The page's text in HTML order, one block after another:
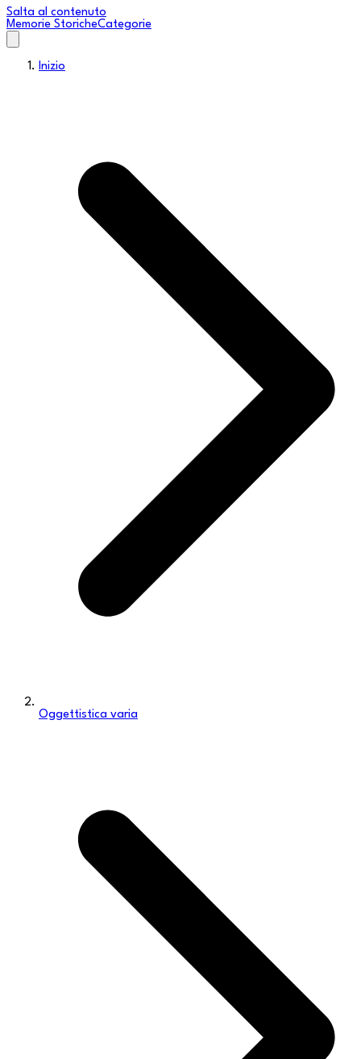
Salta al contenuto
Memorie StoricheCategorie
Inizio
Oggettistica varia